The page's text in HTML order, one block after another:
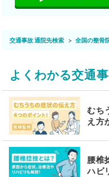
交通事故 通院先検索 全国の整骨
よくわかる交通
むち
え方
腰椎
ハビ